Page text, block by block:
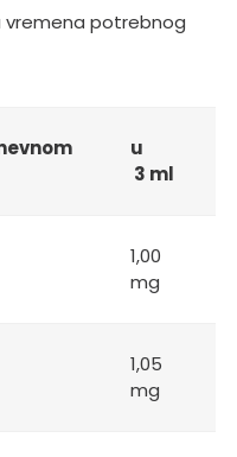
vremena potrebnog
u
3 ml
1,00
mg
1,05
mg